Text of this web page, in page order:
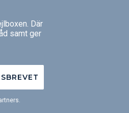
Där
samt ger